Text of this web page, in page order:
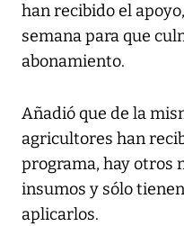
han recibido el
semana para que
abonamiento.
Añadió que de la
agricultores han
programa, hay otros
insumos y sólo
aplicarlos.